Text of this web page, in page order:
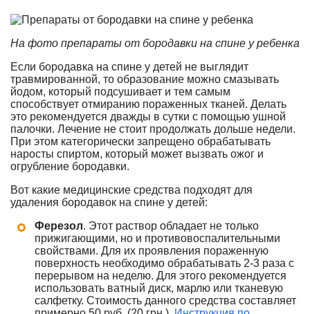
На фото препараты от бородавки на спине у ребенка
Если бородавка на спине у детей не выглядит
травмированной, то образование можно смазывать
йодом, который подсушивает и тем самым
способствует отмиранию пораженных тканей. Делать
это рекомендуется дважды в сутки с помощью ушной
палочки. Лечение не стоит продолжать дольше недели.
При этом категорически запрещено обрабатывать
наросты спиртом, который может вызвать ожог и
огрубление бородавки.
Вот какие медицинские средства подходят для
удаления бородавок на спине у детей:
Ферезол. Этот раствор обладает не только
прижигающими, но и противовоспалительными
свойствами. Для их проявления пораженную
поверхность необходимо обрабатывать 2-3 раза с
перерывом на неделю. Для этого рекомендуется
использовать ватный диск, марлю или тканевую
салфетку. Стоимость данного средства составляет